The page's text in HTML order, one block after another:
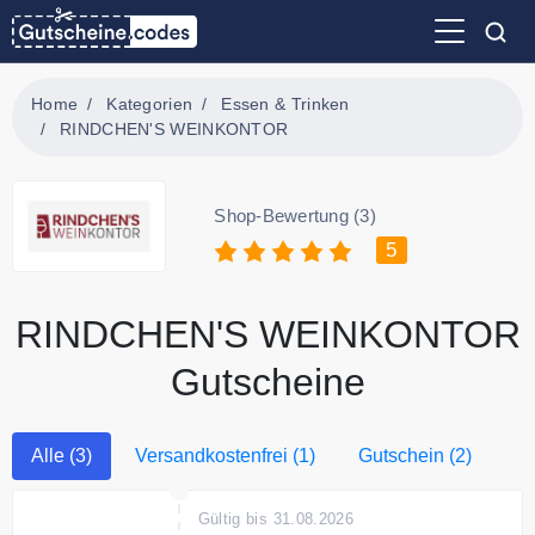
Home Kategorien
Essen & Trinken
RINDCHEN'S WEINKONTOR
Shop-Bewertung (3)
5
RINDCHEN'S WEINKONTOR
Gutscheine
Alle (3) Versandkostenfrei (1) Gutschein (2)
Gültig bis 31.08.2026